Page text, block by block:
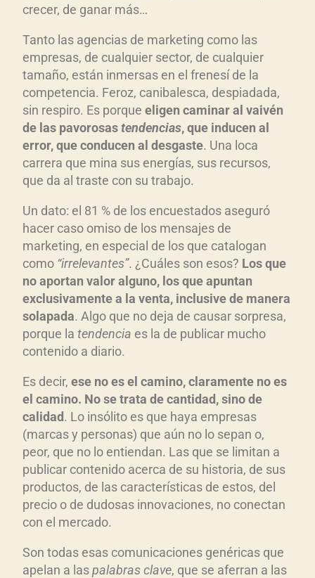
crecer, de ganar más…
Tanto las agencias de marketing como las
empresas, de cualquier sector, de cualquier
tamaño, están inmersas en el frenesí de la
competencia. Feroz, canibalesca, despiadada,
sin respiro. Es porque eligen caminar al vaivén
de las pavorosastendencias, que inducen al
error, que conducen al desgaste. Una loca
carrera que mina sus energías, sus recursos,
que da al traste con su trabajo.
Un dato: el 81 % de los encuestados aseguró
hacer caso omiso de los mensajes de
marketing, en especial de los que catalogan
como “irrelevantes”. ¿Cuáles son esos? Los que
no aportan valor alguno, los que apuntan
exclusivamente a la venta, inclusive de manera
solapada. Algo que no deja de causar sorpresa,
porque la tendencia es la de publicar mucho
contenido a diario.
Es decir, ese no es el camino, claramente no es
el camino. No se trata de cantidad, sino de
calidad. Lo insólito es que haya empresas
(marcas y personas) que aún no lo sepan o,
peor, que no lo entiendan. Las que se limitan a
publicar contenido acerca de su historia, de sus
productos, de las características de estos, del
precio o de dudosas innovaciones, no conectan
con el mercado.
Son todas esas comunicaciones genéricas que
apelan a laspalabras clave, que se aferran a las